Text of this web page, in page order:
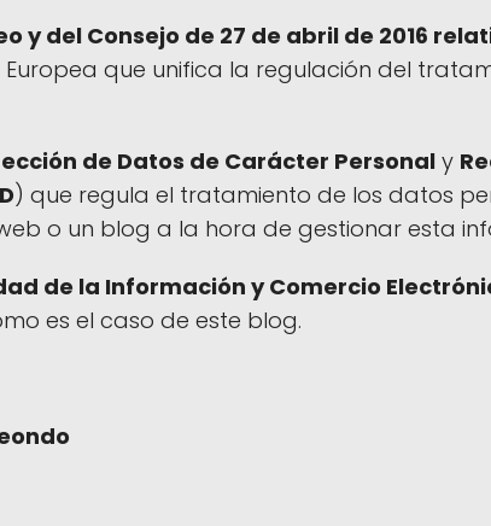
y del Consejo de 27 de abril de 2016
que unifica la regulación del
de Datos de Carácter Personal y
) que regula el tratamiento de los datos
o un blog a la hora de gestionar esta
de la Información y Comercio
es el caso de este blog.